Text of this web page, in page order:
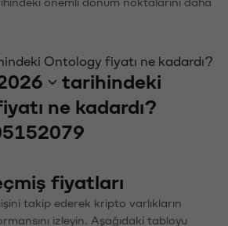
Ontology fiyatı ne kadardı?
tarihindeki
ne kadardı?
fiyatları
takip ederek kripto varlıkların
izleyin. Aşağıdaki tabloyu